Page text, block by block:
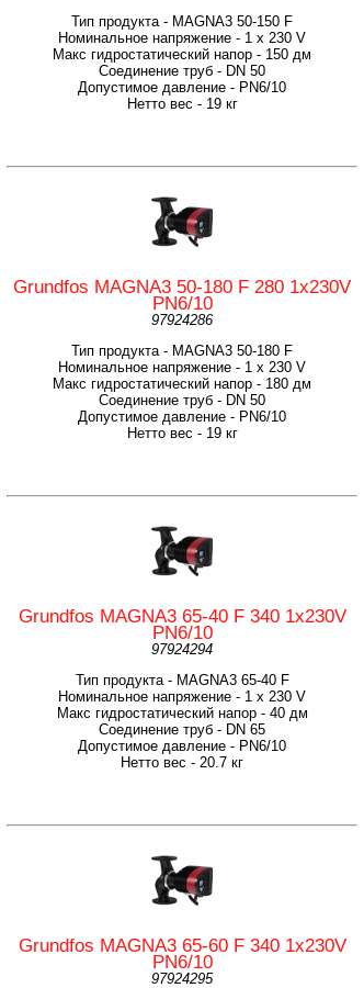
Тип продукта - MAGNA3 50-150 F
Номинальное напряжение - 1 x 230 V
Макс гидростатический напор - 150 дм
Соединение труб - DN 50
Допустимое давление - PN6/10
Нетто вес - 19 кг
Grundfos MAGNA3 50-180 F 280 1x230V
PN6/10
97924286
Тип продукта - MAGNA3 50-180 F
Номинальное напряжение - 1 x 230 V
Макс гидростатический напор - 180 дм
Соединение труб - DN 50
Допустимое давление - PN6/10
Нетто вес - 19 кг
Grundfos MAGNA3 65-40 F 340 1x230V
PN6/10
97924294
Тип продукта - MAGNA3 65-40 F
Номинальное напряжение - 1 x 230 V
Макс гидростатический напор - 40 дм
Соединение труб - DN 65
Допустимое давление - PN6/10
Нетто вес - 20.7 кг
Grundfos MAGNA3 65-60 F 340 1x230V
PN6/10
97924295